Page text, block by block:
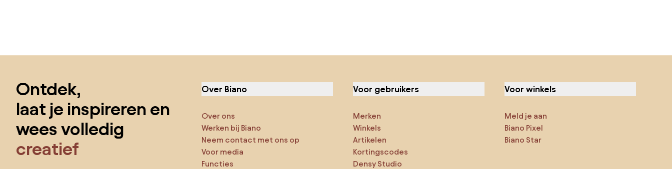
Ontdek,
laat je inspireren en
wees volledig
creatief
Over Biano
Over ons
Werken bij Biano
Neem contact met ons op
Voor media
Functies
Voor gebruikers
Merken
Winkels
Artikelen
Kortingscodes
Densy Studio
Voor winkels
Meld je aan
Biano Pixel
Biano Star